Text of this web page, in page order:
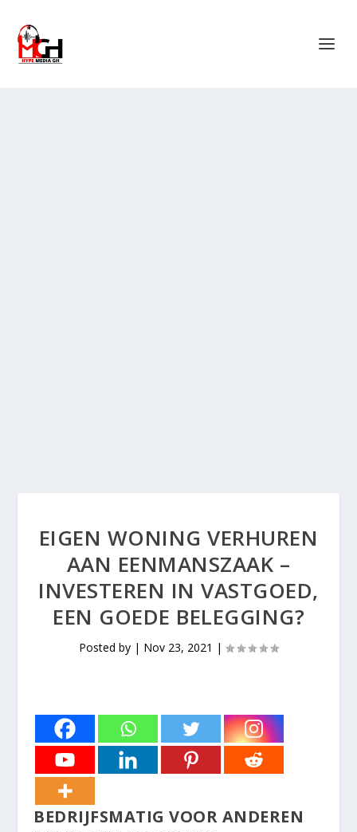
EIGEN WONING VERHUREN
AAN EENMANSZAAK –
INVESTEREN IN VASTGOED,
EEN GOEDE BELEGGING?
Posted by | Nov 23, 2021 |
BEDRIJFSMATIG VOOR ANDEREN